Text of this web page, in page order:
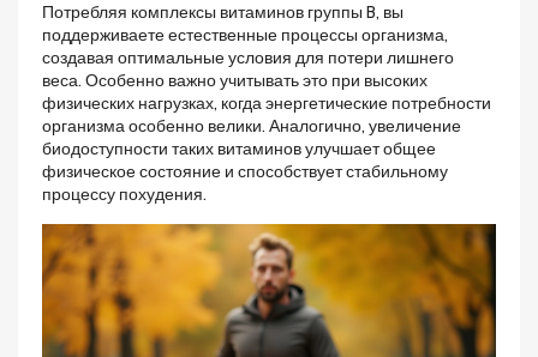
Потребляя комплексы витаминов группы B, вы
поддерживаете естественные процессы организма,
создавая оптимальные условия для потери лишнего
веса. Особенно важно учитывать это при высоких
физических нагрузках, когда энергетические потребности
организма особенно велики. Аналогично, увеличение
биодоступности таких витаминов улучшает общее
физическое состояние и способствует стабильному
процессу похудения.